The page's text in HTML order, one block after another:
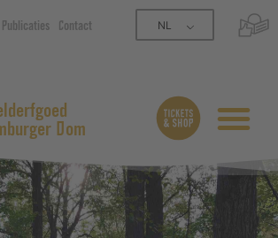
Publicaties Contact NL
Dom